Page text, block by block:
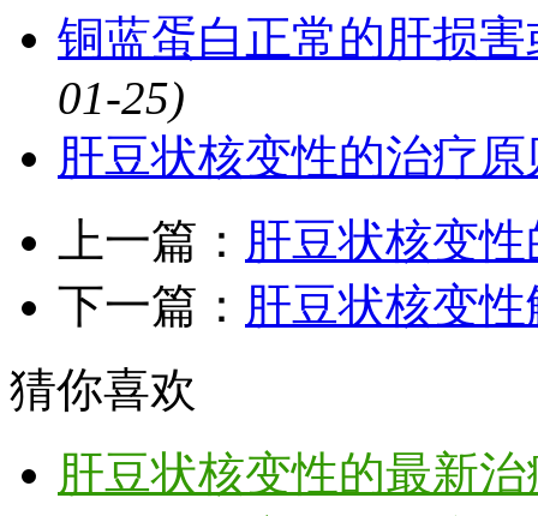
铜蓝蛋白正常的肝损
01-25)
肝豆状核变性的治疗原
上一篇： 肝豆状核变
下一篇： 肝豆状核变
猜你喜欢
肝豆状核变性的最新